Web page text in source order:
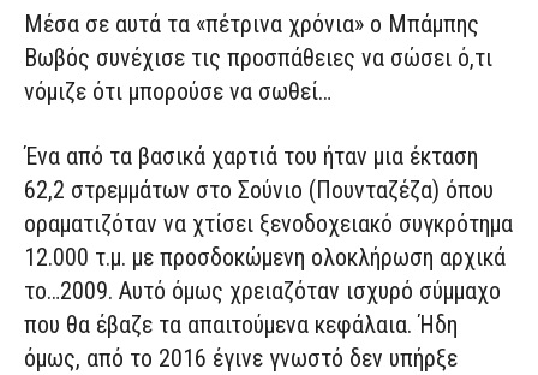
Μέσα σε αυτά τα «πέτρινα χρόνια» ο Μπάμπης
Βωβός συνέχισε τις προσπάθειες να σώσει ό,τι
νόμιζε ότι μπορούσε να σωθεί…
Ένα από τα βασικά χαρτιά του ήταν μια έκταση
62,2 στρεμμάτων στο Σούνιο (Πουνταζέζα) όπου
οραματιζόταν να χτίσει ξενοδοχειακό συγκρότημα
12.000 τ.μ. με προσδοκώμενη ολοκλήρωση αρχικά
το…2009. Αυτό όμως χρειαζόταν ισχυρό σύμμαχο
που θα έβαζε τα απαιτούμενα κεφάλαια. Ήδη
όμως, από το 2016 έγινε γνωστό δεν υπήρξε